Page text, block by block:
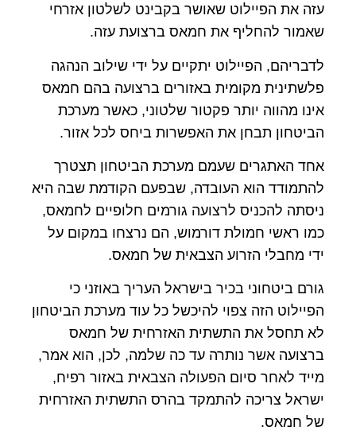
עזה את הפיילוט שאושר בקבינט לשלטון אזרחי
שאמור להחליף את חמאס ברצועת עזה.
לדבריהם, הפיילוט יתקיים על ידי שילוב הנהגה
פלשתינית מקומית באזורים ברצועה בהם חמאס
אינו מהווה יותר פקטור שלטוני, כאשר מערכת
הביטחון תבחן את האפשרות ביחס לכל אזור.
אחד האתגרים שעמם מערכת הביטחון תצטרך
להתמודד הוא העובדה, שבפעם הקודמת שבה היא
ניסתה להכניס לרצועה גורמים חלופיים לחמאס,
כמו ראשי חמולת דורמוש, הם נרצחו במקום על
ידי מחבלי הזרוע הצבאית של חמאס.
גורם ביטחוני בכיר בישראל העריך באוזני כי
הפיילוט הזה צפוי להיכשל כל עוד מערכת הביטחון
לא תחסל את התשתית האזרחית של חמאס
ברצועה אשר נותרה עד כה שלמה, לכן, הוא אמר,
מייד לאחר סיום הפעולה הצבאית באזור רפיח,
ישראל צריכה להתמקד בהרס התשתית האזרחית
של חמאס.